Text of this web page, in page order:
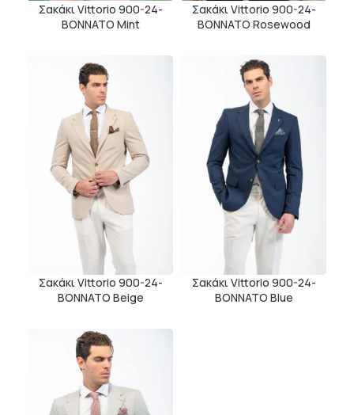
Σακάκι Vittorio 900-24-
BONNATO Mint
Σακάκι Vittorio 900-24-
BONNATO Rosewood
Σακάκι Vittorio 900-24-
BONNATO Beige
Σακάκι Vittorio 900-24-
BONNATO Blue